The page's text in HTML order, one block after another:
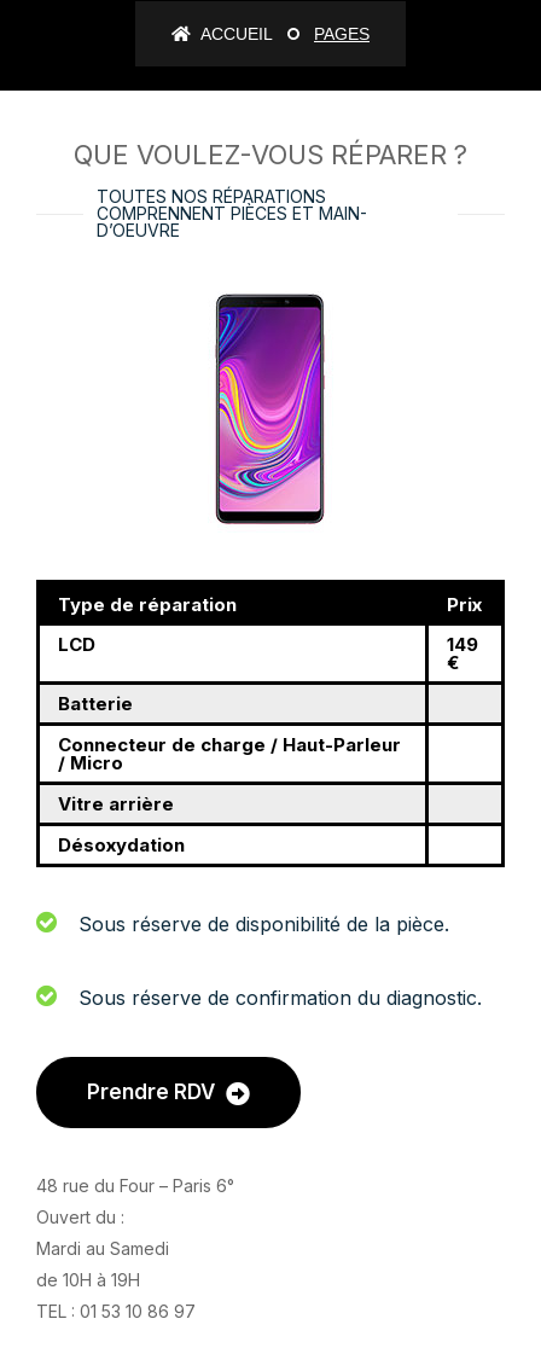
ACCUEIL PAGES
QUE VOULEZ-VOUS RÉPARER ?
TOUTES NOS RÉPARATIONS
COMPRENNENT PIÈCES ET MAIN-
D’OEUVRE
Type de réparation
Prix
LCD
149
€
Batterie
Connecteur de charge / Haut-Parleur
/ Micro
Vitre arrière
Désoxydation
Sous réserve de disponibilité de la pièce.
Sous réserve de confirmation du diagnostic.
Prendre RDV
48 rue du Four – Paris 6°
Ouvert du :
Mardi au Samedi
de 10H à 19H
TEL : 01 53 10 86 97